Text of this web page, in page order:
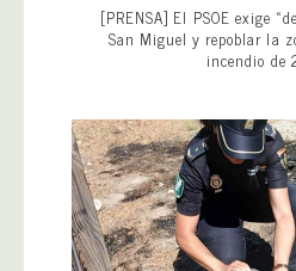
[PRENSA] El PSOE exige
San Miguel y repoblar la
incendio de